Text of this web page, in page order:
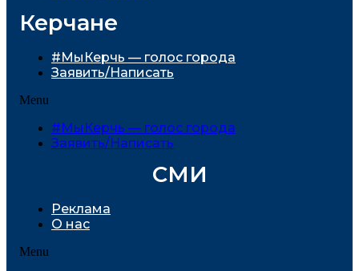
Керчане
#МыКерчь — голос города
Заявить/Написать
Menu
#МыКерчь — голос города
Заявить/Написать
СМИ
Реклама
О нас
Menu